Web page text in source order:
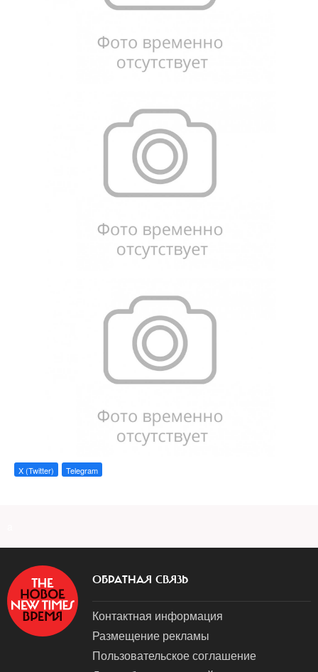
X (Twitter) Telegram
ОБРАТНАЯ СВЯЗЬ
Контактная информация
Размещение рекламы
Пользовательское соглашение